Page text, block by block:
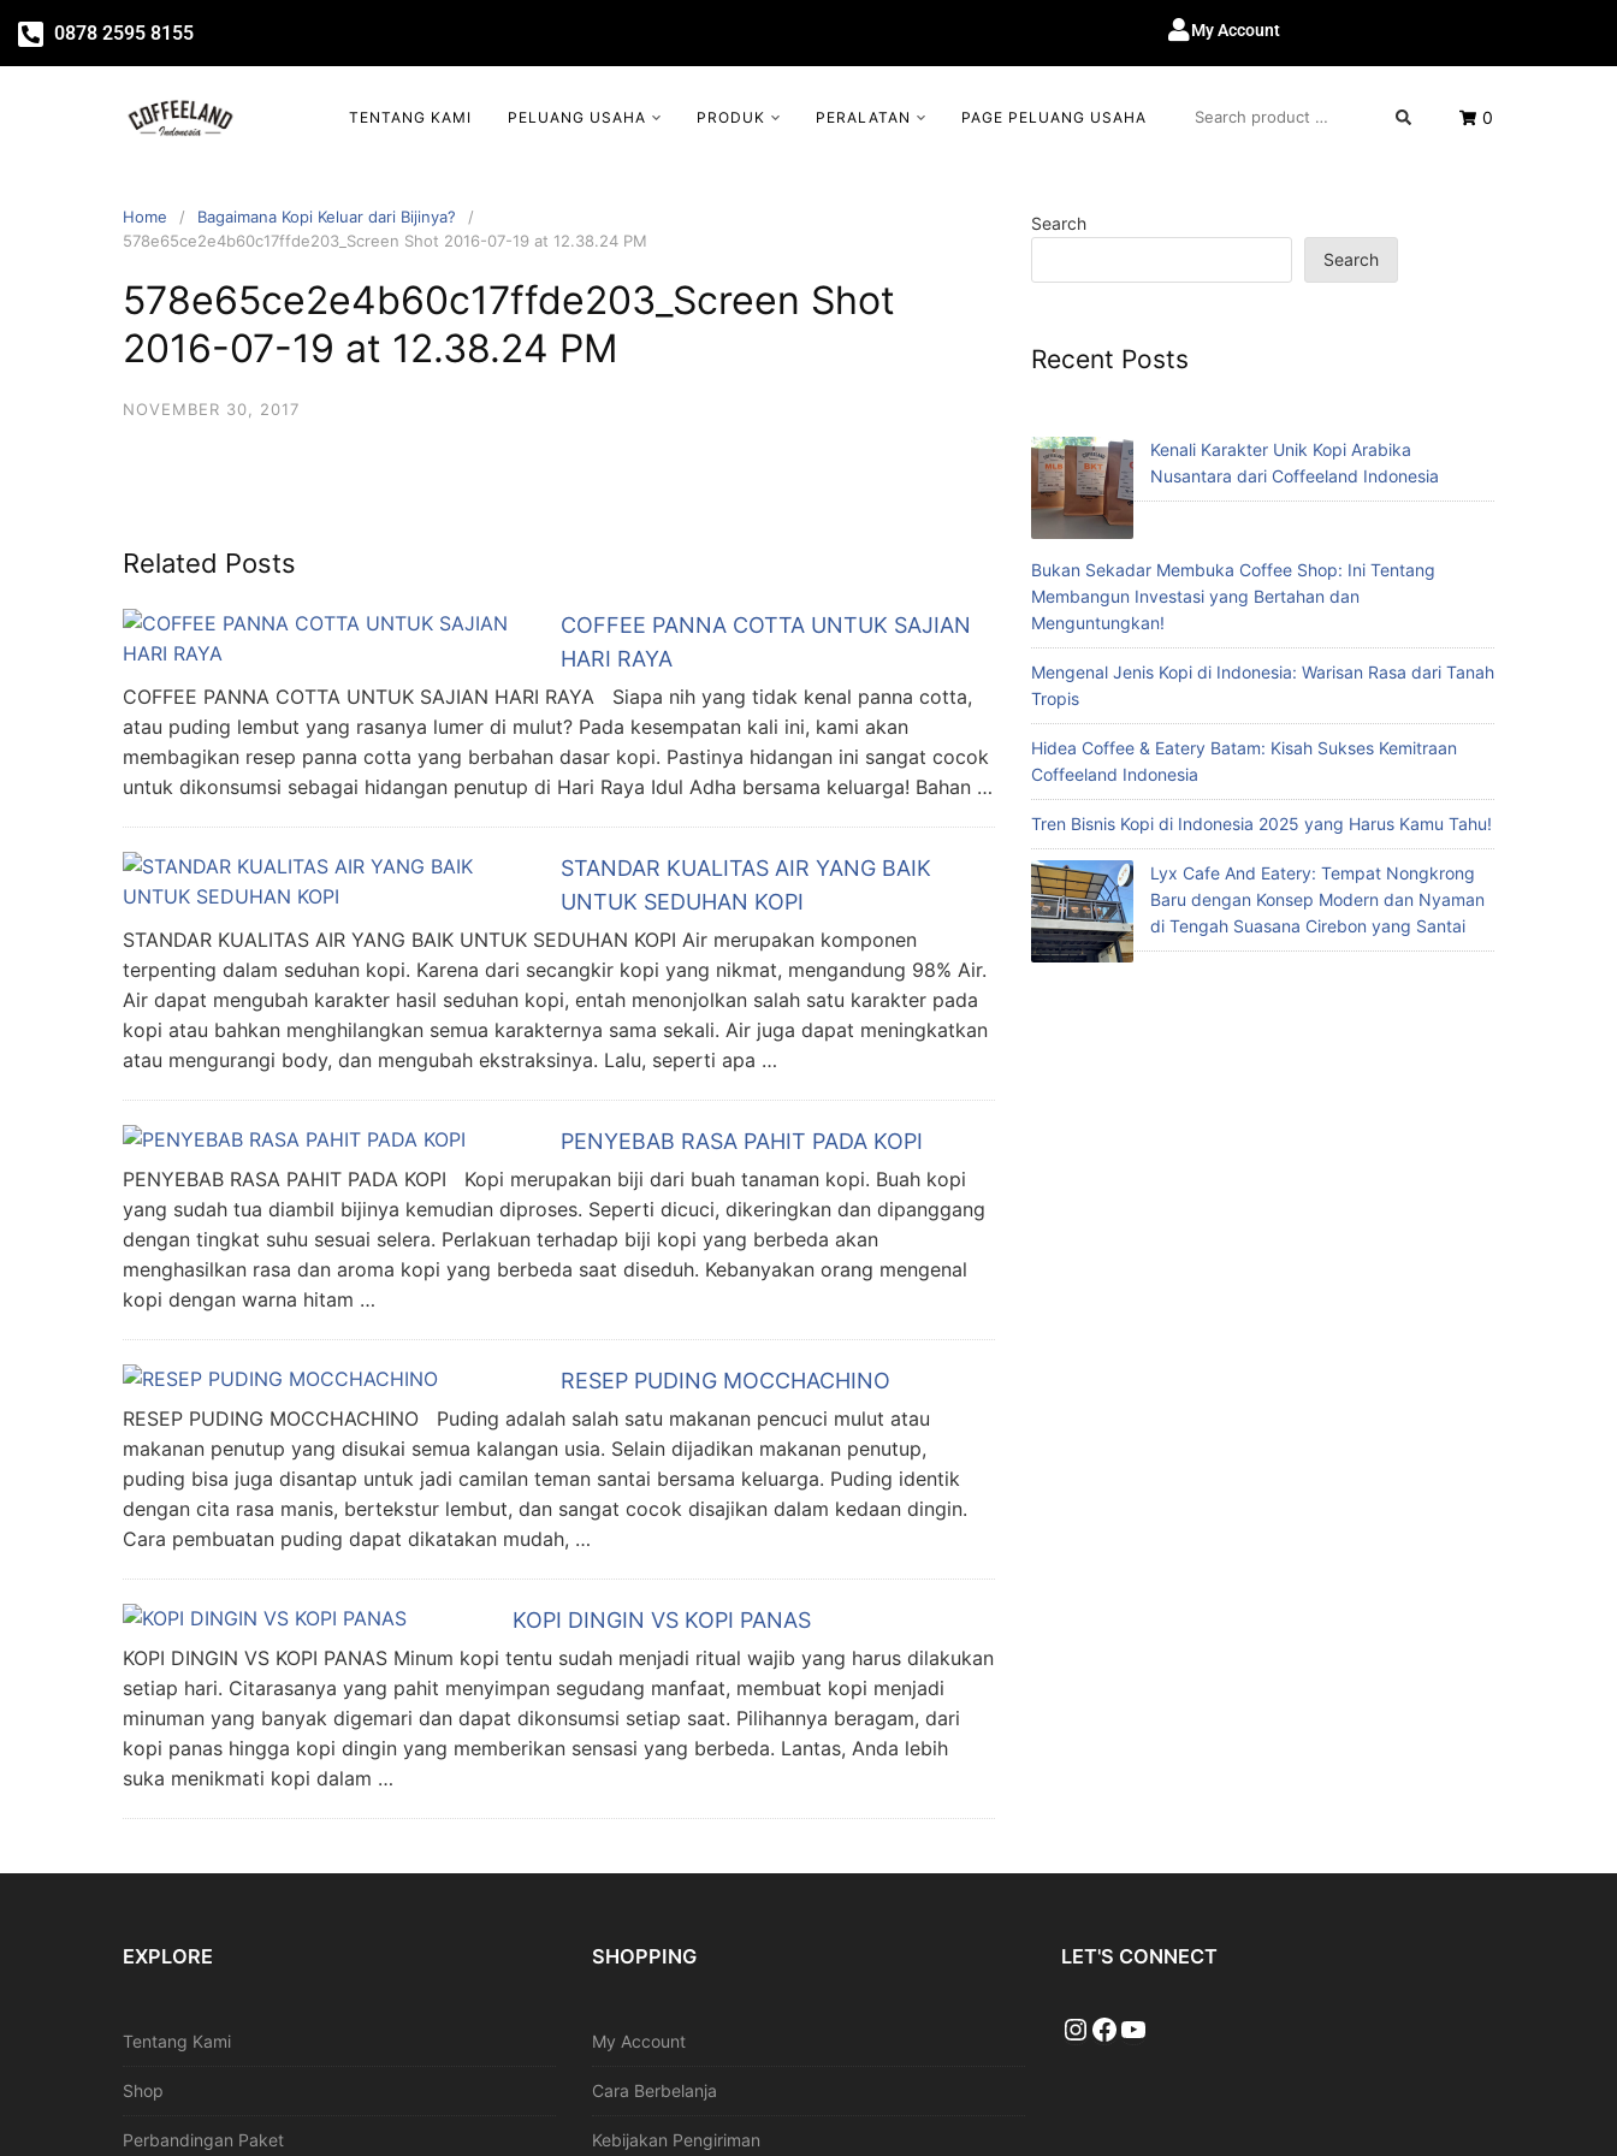
0878 2595 8155 My Account
0
TENTANG KAMI PELUANG USAHA PRODUK PERALATAN PAGE PELUANG USAHA
Home
Bagaimana Kopi Keluar dari Bijinya?
578e65ce2e4b60c17ffde203_Screen Shot 2016-07-19 at 12.38.24 PM
578e65ce2e4b60c17ffde203_Screen Shot
2016-07-19 at 12.38.24 PM
NOVEMBER 30, 2017
Related Posts
COFFEE PANNA COTTA UNTUK SAJIAN
HARI RAYA
COFFEE PANNA COTTA UNTUK SAJIAN HARI RAYA Siapa nih yang tidak kenal panna cotta,
atau puding lembut yang rasanya lumer di mulut? Pada kesempatan kali ini, kami akan
membagikan resep panna cotta yang berbahan dasar kopi. Pastinya hidangan ini sangat cocok
untuk dikonsumsi sebagai hidangan penutup di Hari Raya Idul Adha bersama keluarga! Bahan …
STANDAR KUALITAS AIR YANG BAIK
UNTUK SEDUHAN KOPI
STANDAR KUALITAS AIR YANG BAIK UNTUK SEDUHAN KOPI Air merupakan komponen
terpenting dalam seduhan kopi. Karena dari secangkir kopi yang nikmat, mengandung 98% Air.
Air dapat mengubah karakter hasil seduhan kopi, entah menonjolkan salah satu karakter pada
kopi atau bahkan menghilangkan semua karakternya sama sekali. Air juga dapat meningkatkan
atau mengurangi body, dan mengubah ekstraksinya. Lalu, seperti apa …
PENYEBAB RASA PAHIT PADA KOPI
PENYEBAB RASA PAHIT PADA KOPI Kopi merupakan biji dari buah tanaman kopi. Buah kopi
yang sudah tua diambil bijinya kemudian diproses. Seperti dicuci, dikeringkan dan dipanggang
dengan tingkat suhu sesuai selera. Perlakuan terhadap biji kopi yang berbeda akan
menghasilkan rasa dan aroma kopi yang berbeda saat diseduh. Kebanyakan orang mengenal
kopi dengan warna hitam …
RESEP PUDING MOCCHACHINO
RESEP PUDING MOCCHACHINO Puding adalah salah satu makanan pencuci mulut atau
makanan penutup yang disukai semua kalangan usia. Selain dijadikan makanan penutup,
puding bisa juga disantap untuk jadi camilan teman santai bersama keluarga. Puding identik
dengan cita rasa manis, bertekstur lembut, dan sangat cocok disajikan dalam kedaan dingin.
Cara pembuatan puding dapat dikatakan mudah, …
KOPI DINGIN VS KOPI PANAS
KOPI DINGIN VS KOPI PANAS Minum kopi tentu sudah menjadi ritual wajib yang harus dilakukan
setiap hari. Citarasanya yang pahit menyimpan segudang manfaat, membuat kopi menjadi
minuman yang banyak digemari dan dapat dikonsumsi setiap saat. Pilihannya beragam, dari
kopi panas hingga kopi dingin yang memberikan sensasi yang berbeda. Lantas, Anda lebih
suka menikmati kopi dalam …
Search
Search
Recent Posts
Kenali Karakter Unik Kopi Arabika
Nusantara dari Coffeeland Indonesia
Bukan Sekadar Membuka Coffee Shop: Ini Tentang
Membangun Investasi yang Bertahan dan
Menguntungkan!
Mengenal Jenis Kopi di Indonesia: Warisan Rasa dari Tanah
Tropis
Hidea Coffee & Eatery Batam: Kisah Sukses Kemitraan
Coffeeland Indonesia
Tren Bisnis Kopi di Indonesia 2025 yang Harus Kamu Tahu!
Lyx Cafe And Eatery: Tempat Nongkrong
Baru dengan Konsep Modern dan Nyaman
di Tengah Suasana Cirebon yang Santai
EXPLORE
Tentang Kami
Shop
Perbandingan Paket
SHOPPING
My Account
Cara Berbelanja
Kebijakan Pengiriman
LET'S CONNECT